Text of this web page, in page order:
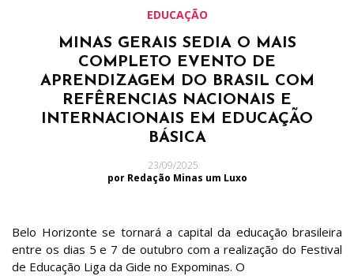
EDUCAÇÃO
MINAS GERAIS SEDIA O MAIS
COMPLETO EVENTO DE
APRENDIZAGEM DO BRASIL COM
REFÊRENCIAS NACIONAIS E
INTERNACIONAIS EM EDUCAÇÃO
BÁSICA
23/09/2025
por Redação Minas um Luxo
Belo Horizonte se tornará a capital da educação brasileira
entre os dias 5 e 7 de outubro com a realização do Festival
de Educação Liga da Gide no Expominas. O